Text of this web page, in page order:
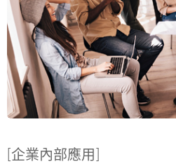
[企業內部應用]